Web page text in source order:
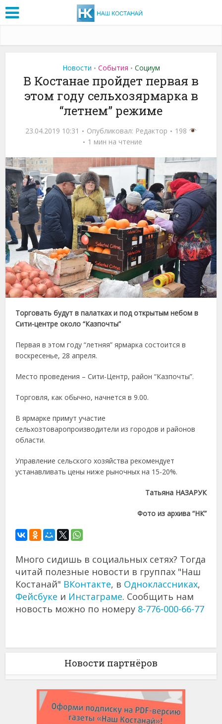
Новости • События • Социум
В Костанае пройдет первая в
этом году сельхозярмарка в
“летнем” режиме
23.04.2019 10:31 Опубликовал: Редактор
198
1 мин на чтение
Торговать будут в палатках и под открытым небом в
Сити-центре около “Казпочты”
Первая в этом году “летняя” ярмарка состоится в
воскресенье, 28 апреля.
Место проведения – Сити-Центр, район “Казпочты”.
Торговля, как обычно, начнется в 9.00.
В ярмарке примут участие
сельхозтоваропроизводители из городов и районов
области.
Управление сельского хозяйства рекомендует
устанавливать цены ниже рыночных на 15-20%.
Татьяна НАЗАРУК
Фото из архива “НК”
Много сидишь в социальных сетях? Тогда
читай полезные новости в группах "Наш
Костанай" ВКонтакте, в Одноклассниках,
Фейсбуке и Инстаграме. Сообщить нам
новость можно по номеру 8-776-000-66-77
Новости партнёров